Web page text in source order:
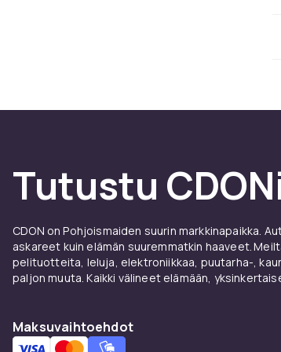
Tutustu
CDON on Pohjoismaiden suurin markkinapaikka.
askareet kuin elämän suuremmatkin haaveet.
pelituotteita, leluja, elektroniikkaa, puutarha-,
paljon muuta. Kaikki välineet elämään,
Maksuvaihtoehdot